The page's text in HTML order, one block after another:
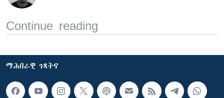
Continue reading
ማሕበራዊ ገጻትና